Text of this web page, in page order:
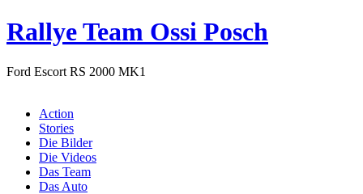
Rallye Team Ossi Posch
Ford Escort RS 2000 MK1
Action
Stories
Die Bilder
Die Videos
Das Team
Das Auto